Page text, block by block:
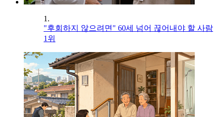
1.
"후회하지 않으려면" 60세 넘어 끊어내야 할 사람
1위